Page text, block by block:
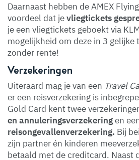
Daarnaast hebben de AMEX
voordeel dat jevliegtickets
je een vliegtickets geboekt via
mogelijkheid om deze in 3 gelijke
zonder rente!
Verzekeringen
Uiteraard mag je van een Travel
er een reisverzekering is
Gold Card kent twee
en annuleringsverzekeringen
reisongevallenverzekering. Bij
zijn partner én kinderen
betaald met de creditcard. Naast